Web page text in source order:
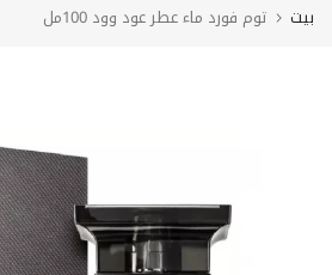
بيت توم فورد ماء عطر عود وود 100مل